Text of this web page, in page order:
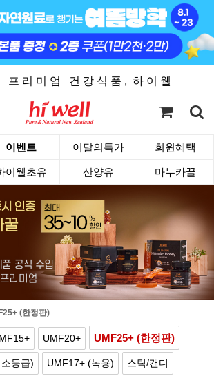
프 리 미 엄 건 강 식 품 , 하 이 웰
이벤트 이달의특가 회원혜택
이웰초유 산양유 마누카꿀
(한정판)
UMF20+ UMF25+ (한정판)
등급) UMF17+ (녹용) 스틱/캔디